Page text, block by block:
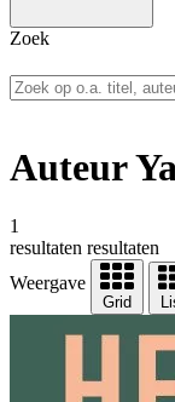
Zoek
Auteur
1
resultaten resultaten
Weergave
Grid